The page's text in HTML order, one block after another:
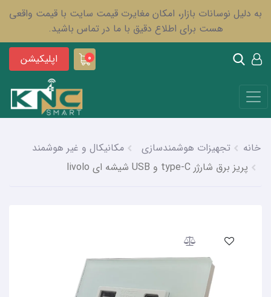
به دلیل نوسانات بازار، امکان مغایرت قیمت سایت با قیمت واقعی
هست برای اطلاع دقیق با ما در تماس باشید.
0 اپلیکیشن
خانه تجهیزات هوشمندسازی
مکانیکال و غیر هوشمند
پریز برق شارژر type-C و USB شیشه ای livolo